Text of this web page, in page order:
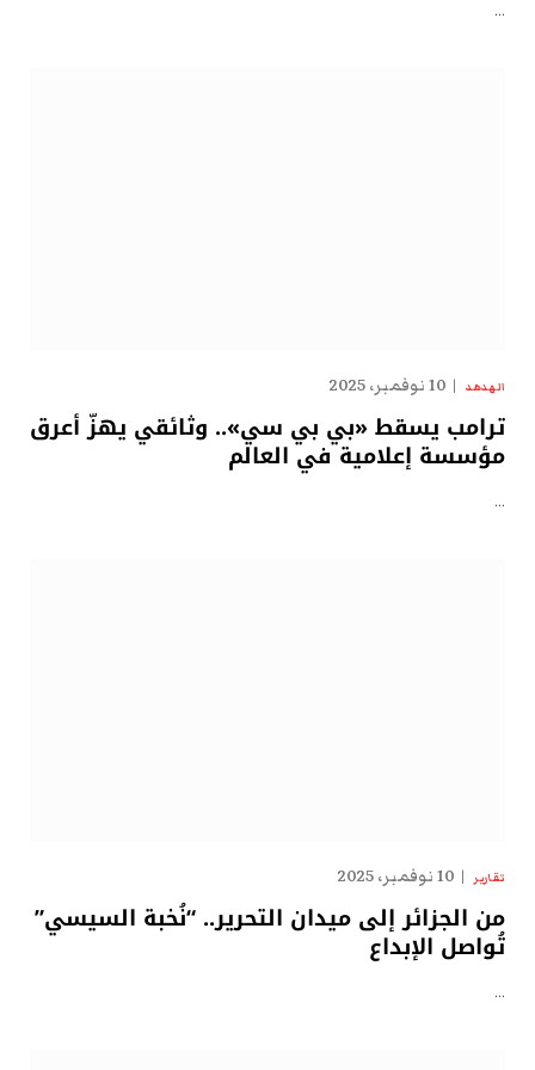
…
الهدهد 10 نوفمبر، 2025
ترامب يسقط «بي بي سي».. وثائقي يهزّ أعرق
مؤسسة إعلامية في العالم
…
تقارير 10 نوفمبر، 2025
من الجزائر إلى ميدان التحرير.. “نُخبة السيسي”
تُواصل الإبداع
…